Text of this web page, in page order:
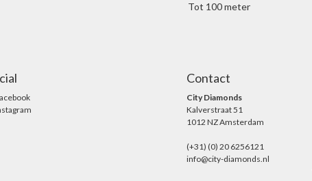
Tot 100 meter
Contact
City Diamonds
Kalverstraat 51
1012 NZ Amsterdam
(+31) (0) 20 6256121
info@city-diamonds.nl